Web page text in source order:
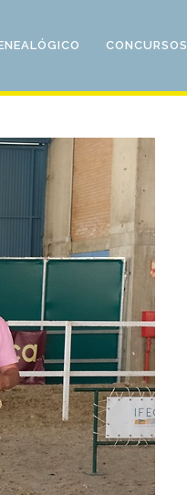
CONCURSOS